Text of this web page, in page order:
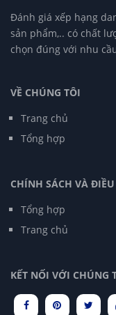
Đánh giá xếp hạng
sản phẩm,.. có chất
chọn đúng với nhu
VỀ CHÚNG TÔI
Trang chủ
Tổng hợp
CHÍNH SÁCH VÀ
Tổng hợp
Trang chủ
KẾT NỐI VỚI CHÚNG